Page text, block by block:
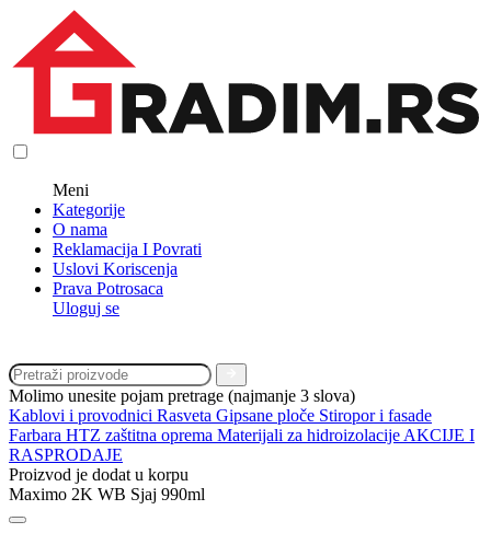
Meni
Kategorije
O nama
Reklamacija I Povrati
Uslovi Koriscenja
Prava Potrosaca
Uloguj se
Molimo unesite pojam pretrage (najmanje 3 slova)
Kablovi i provodnici Rasveta Gipsane ploče Stiropor i fasade
Farbara HTZ zaštitna oprema Materijali za hidroizolacije AKCIJE I
RASPRODAJE
Proizvod je dodat u korpu
Maximo 2K WB Sjaj 990ml